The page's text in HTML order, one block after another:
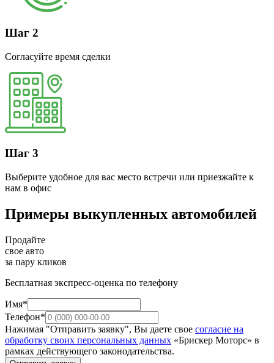
Шаг 2
Согласуйте время сделки
Шаг 3
Выберите удобное для вас место встречи или приезжайте к
нам в офис
Примеры выкупленных автомобилей
Продайте
свое авто
за пару кликов
Бесплатная экспресс-оценка по телефону
Имя*
Телефон*
Нажимая "Отправить заявку", Вы даете свое согласие на
обработку своих персональных данных «Брискер Моторс» в
рамках действующего законодательства.